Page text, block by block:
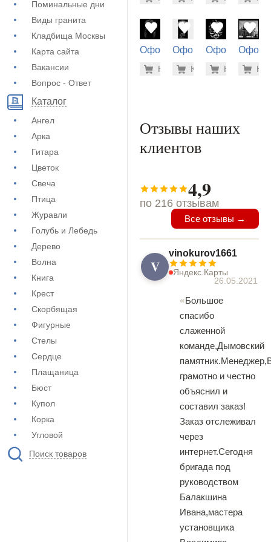
Поминальные дни
Виды гранита
Кладбища Москвы
Карта сайта
Вакансии
Вопрос - Ответ
Каталог
Ангел
Арка
Гитара
Цветок
Свеча
Птица
Журавли
Голубь и Лебедь
Дерево
Волна
Книга
Крест
Скорбящая
Фигурные
Стелы
Сердце
Плащаница
Бюст
Купол
Корка
Угловой
Поиск товаров
Оформление
(71-814)
-7% 900 руб.
Купить
Оформление
(72-614)
-7%
Купить
Оформление
(72-460)
-
Купить(71-
Отзывы наших
клиентов
4,9
по 216 отзывам
Все отзывы →
V
vinokurov1661
Яндекс.Карты
26.05.2021
Большое
спасибо
слаженной
команде,Дымовский
грамотно и честно
объяснил и
составил заказ!
Заказ отслеживал
через
интернет.Сегодня
бригада под
руководством
Балакшина
Ивана,мастера
установщика